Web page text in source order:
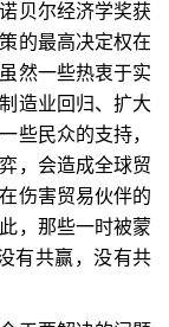
贝尔经济学奖获
的最高决定权在
然一些热衷于实
造业回归、扩大
些民众的支持，
，会造成全球贸
伤害贸易伙伴的
，那些一时被蒙
有共赢，没有共